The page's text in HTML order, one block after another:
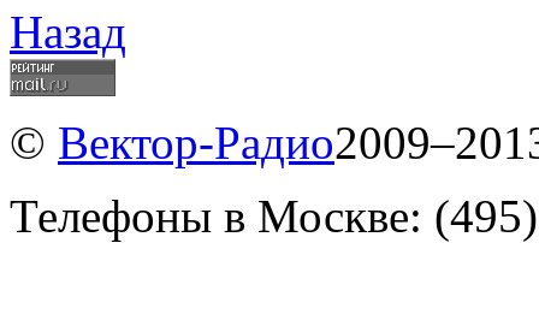
Назад
© Вектор-Радио
Телефоны в Москве: